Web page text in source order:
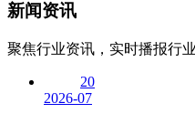
新闻资讯
聚焦行业资讯，实时播报行
20
2026-07